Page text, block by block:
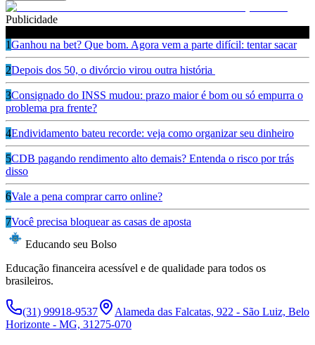
Publicidade
1Ganhou na bet? Que bom. Agora vem a parte difícil: tentar sacar
2Depois dos 50, o divórcio virou outra história
3Consignado do INSS mudou: prazo maior é bom ou só empurra o
problema pra frente?
4Endividamento bateu recorde: veja como organizar seu dinheiro
5CDB pagando rendimento alto demais? Entenda o risco por trás
disso
6Vale a pena comprar carro online?
7Você precisa bloquear as casas de aposta
Educando seu Bolso
Educação financeira acessível e de qualidade para todos os
brasileiros.
(31) 99918-9537
Alameda das Falcatas, 922 - São Luiz, Belo
Horizonte - MG, 31275-070